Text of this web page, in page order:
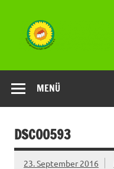
springen
MENÜ
DSC00593
23. September 2016